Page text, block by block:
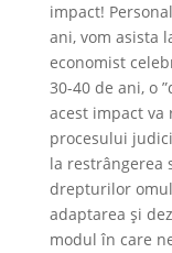
impact!
ani, vom asista
economist
30-40 de ani, o
acest impact
procesului
la restrângerea
drepturilor
adaptarea și
modul în care